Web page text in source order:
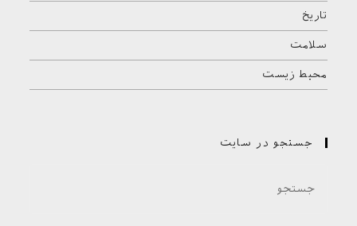
تاریخ
سلامت
محیط زیست
جستجو در سایت